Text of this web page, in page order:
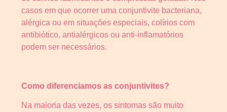
casos em que ocorrer uma conjuntivite bacteriana,
alérgica ou em situações especiais, colírios com
antibiótico, antialérgicos ou anti-inflamatórios
podem ser necessários.
Como diferenciamos as conjuntivites?
Na maioria das vezes, os sintomas são muito